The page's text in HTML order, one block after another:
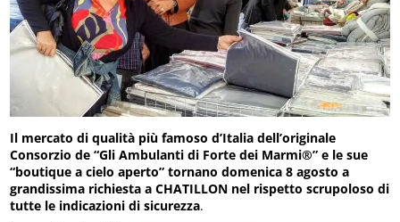
Il mercato di qualità più famoso d’Italia dell’originale
Consorzio de “Gli Ambulanti di Forte dei Marmi®” e le sue
“boutique a cielo aperto” tornano domenica 8 agostoa
grandissima richiesta a CHATILLON nel rispetto scrupoloso di
tutte le indicazioni di sicurezza.